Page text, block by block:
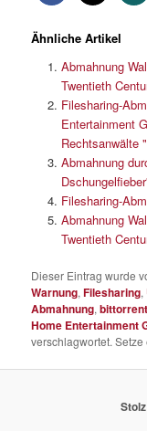
Ähnliche Artikel
Abmahnung
Twentieth
Filesharing-
Entertainment
Rechtsanwälte
Abmahnung
Filesharing-
Abmahnung
Twentieth
Dieser Eintrag wurde
Warnung,Filesharing,
Abmahnung,bittorrent
Home Entertainment
verschlagwortet.